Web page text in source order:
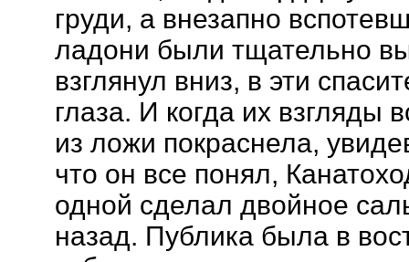
груди, а внезапно
ладони были тщательно
взглянул вниз, в эти
глаза. И когда их взгляды
из ложи покраснела,
что он все понял,
одной сделал двойное
назад. Публика была в